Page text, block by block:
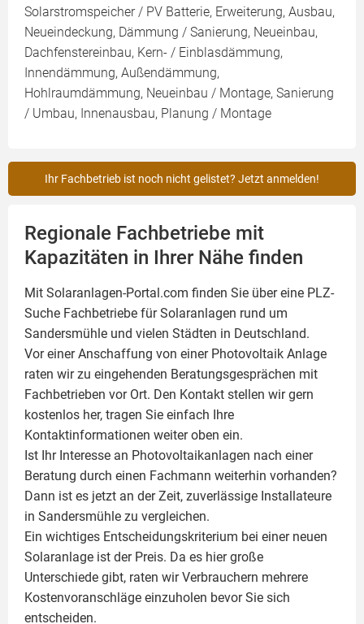
Solarstromspeicher / PV Batterie, Erweiterung, Ausbau,
Neueindeckung, Dämmung / Sanierung, Neueinbau,
Dachfenstereinbau, Kern- / Einblasdämmung,
Innendämmung, Außendämmung,
Hohlraumdämmung, Neueinbau / Montage, Sanierung
/ Umbau, Innenausbau, Planung / Montage
Ihr Fachbetrieb ist noch nicht gelistet? Jetzt anmelden!
Regionale Fachbetriebe mit
Kapazitäten in Ihrer Nähe finden
Mit Solaranlagen-Portal.com finden Sie über eine PLZ-
Suche Fachbetriebe fürSolaranlagen rund um
Sandersmühle und vielen Städten in Deutschland.
Vor einer Anschaffung von einer Photovoltaik Anlage
raten wir zu eingehenden Beratungsgesprächen mit
Fachbetrieben vor Ort. Den Kontakt stellen wir gern
kostenlos her, tragen Sie einfach Ihre
Kontaktinformationen weiter oben ein.
Ist Ihr Interesse an Photovoltaikanlagen nach einer
Beratung durch einen Fachmann weiterhin vorhanden?
Dann ist es jetzt an der Zeit, zuverlässige Installateure
in Sandersmühle zu vergleichen.
Ein wichtiges Entscheidungskriterium bei einer neuen
Solaranlage ist der Preis. Da es hier große
Unterschiede gibt, raten wir Verbrauchern mehrere
Kostenvoranschläge einzuholen bevor Sie sich
entscheiden.